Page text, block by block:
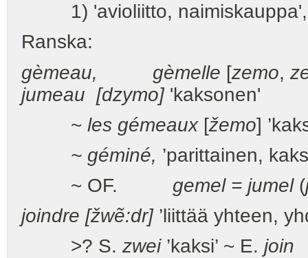
1) 'avioliitto,
Ranska:
gèmeau, gèmelle [zemo,
jumeau [dzymo]'kaksonen'
~ les gémeaux[žemo]
~ géminé, ’parittainen,
~ OF. gemel = jumel(
joindre [žwẽ:dr]’liittää yhteen,
>? S. zwei’kaksi’ ~ E. join